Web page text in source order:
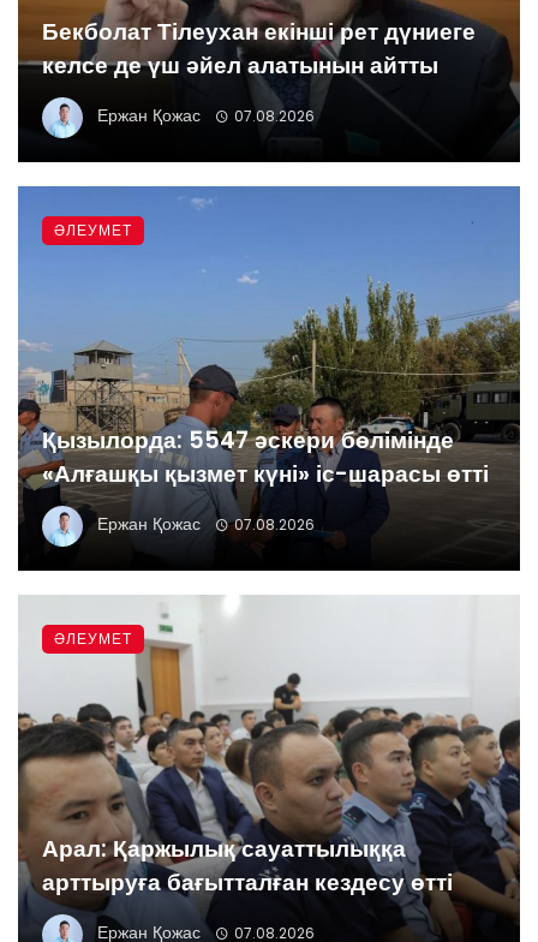
Бекболат Тілеухан екінші рет дүниеге
келсе де үш әйел алатынын айтты
Ержан Қожас 07.08.2026
Қызылорда: 5547 әскери бөлімінде
«Алғашқы қызмет күні» іс-шарасы өтті
Ержан Қожас 07.08.2026
ӘЛЕУМЕТ
Арал: Қаржылық сауаттылыққа
арттыруға бағытталған кездесу өтті
Ержан Қожас 07.08.2026
ӘЛЕУМЕТ